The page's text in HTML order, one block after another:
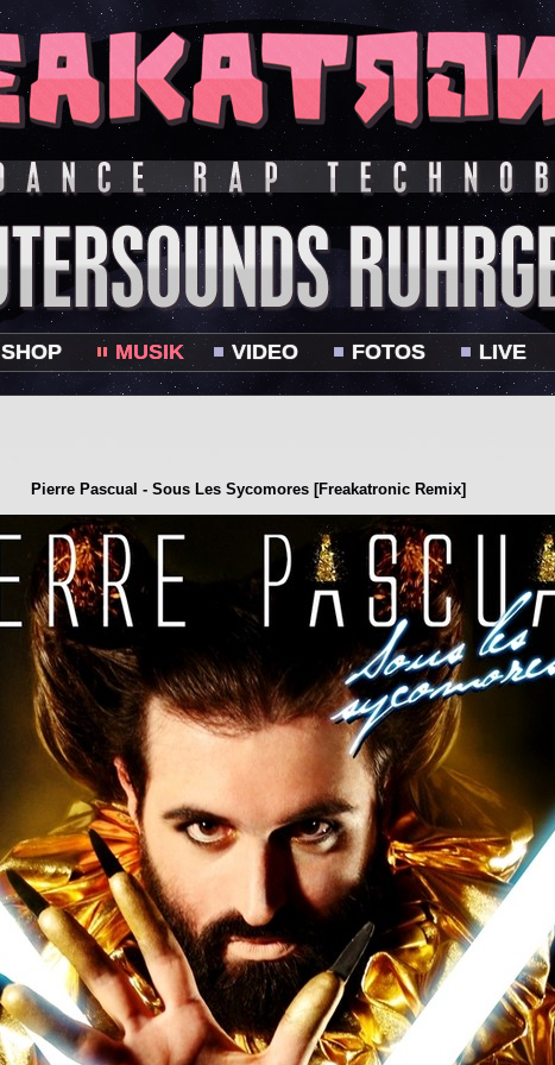
SHOP MUSIK VIDEO FOTOS LIVE
Pierre Pascual - Sous Les Sycomores [Freakatronic Remix]